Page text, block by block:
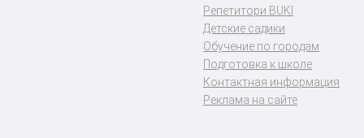
Репетитори BUKI
Детские садики
Обучение по городам
Подготовка к школе
Контактная информация
Реклама на сайте